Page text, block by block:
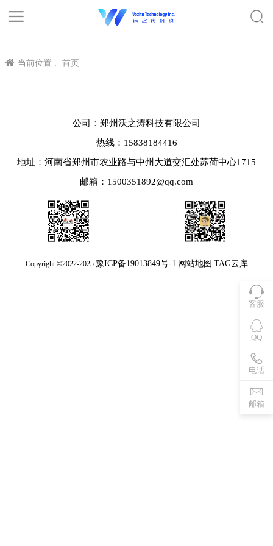
当前位置 : 首页
客服
QQ
电话
邮箱
公司：郑州沃之涛科技有限公司
热线：15838184416
地址：河南省郑州市农业路与中州大道交汇处苏荷中心1715
邮箱：1500351892@qq.com
Copyright ©2022-2025 豫ICP备19013849号-1 网站地图 TAG云库